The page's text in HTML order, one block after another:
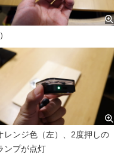
レンジ色（左）、2度押しの
ンプが点灯